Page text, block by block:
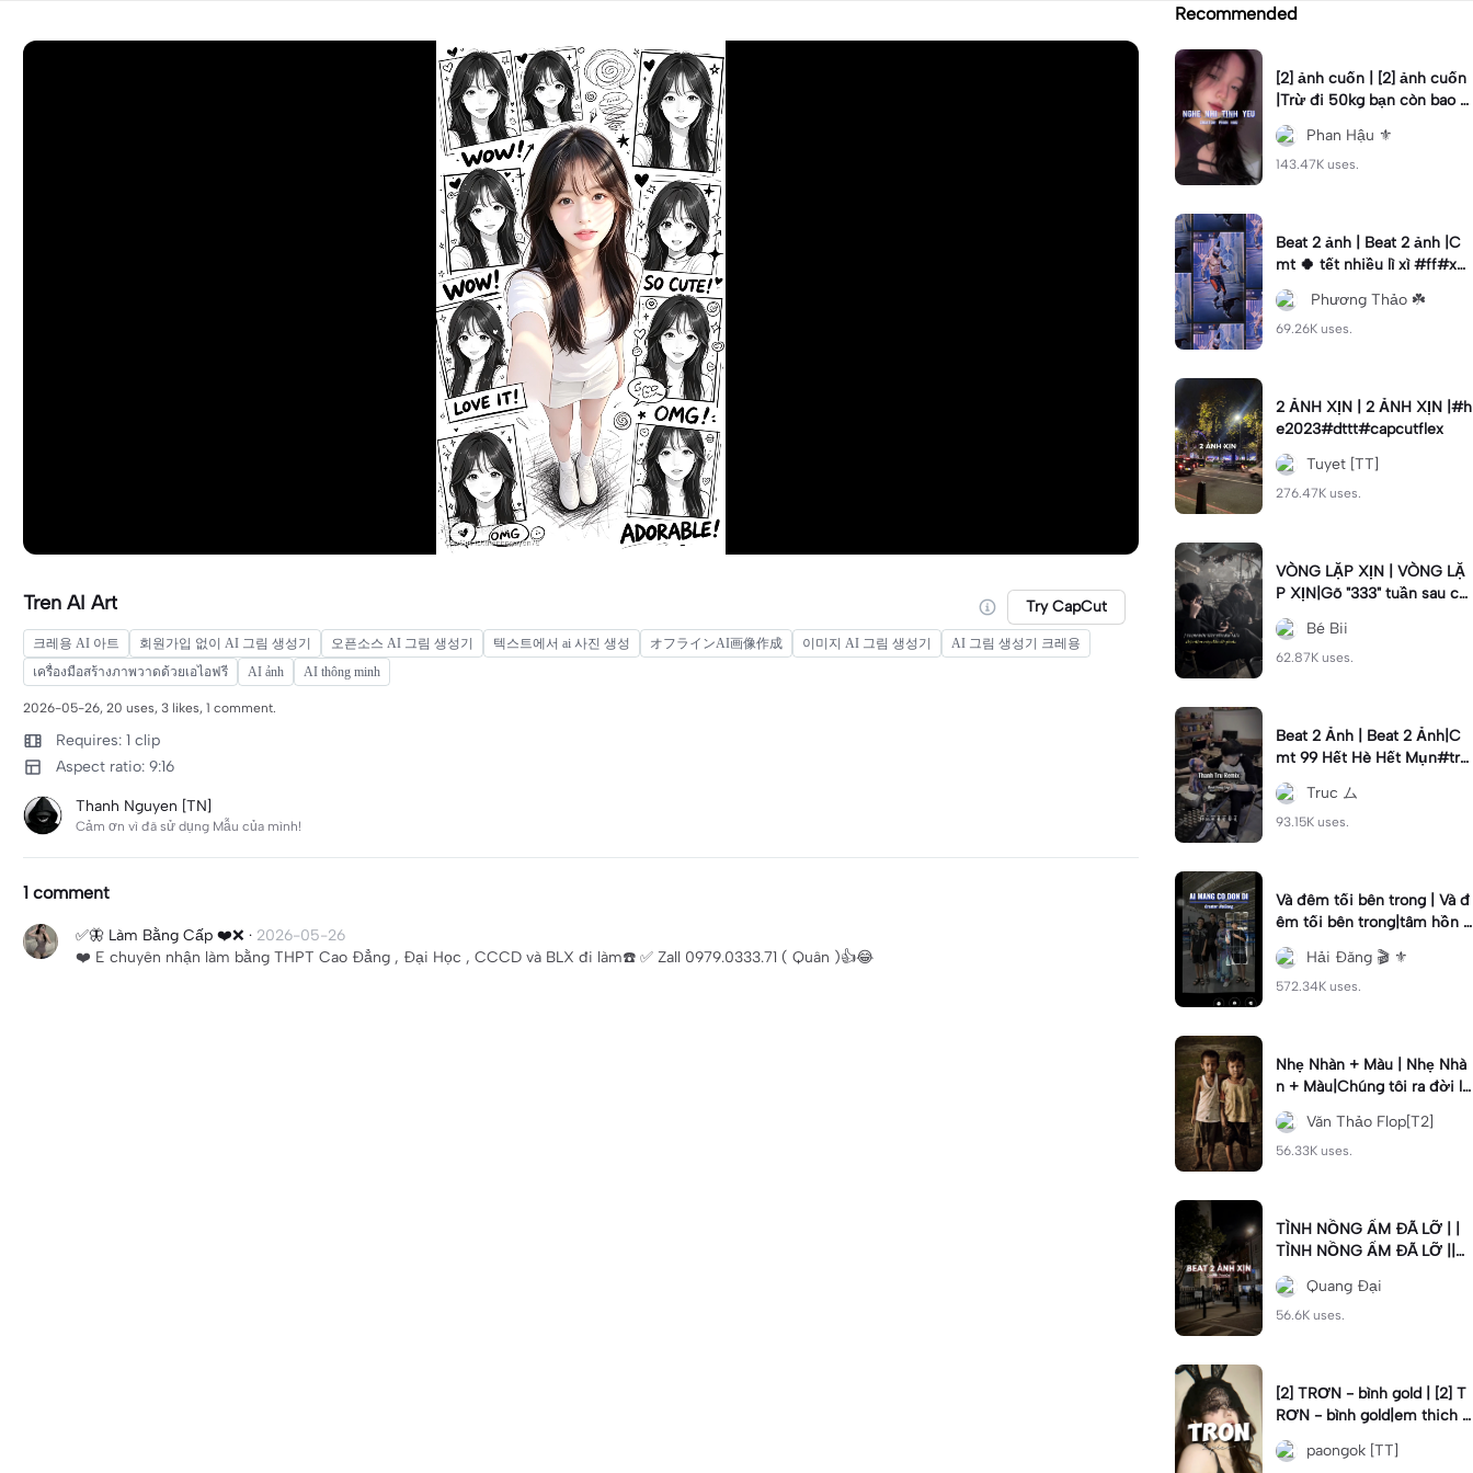
Tren AI Art Try CapCut
크레용 AI 아트 회원가입 없이 AI 그림 생성기 오픈소스 AI 그림 생성기 텍스트에서 ai 사진 생성 オフラインAI画像作成 이미지 AI 그림 생성기
AI 그림 생성기 크레용
เครื่องมือสร้างภาพวาดด้วยเอไอฟรี
AI ảnh AI thông minh
2026-05-26, 20 uses, 3 likes, 1 comment.
Requires: 1 clip
Aspect ratio: 9:16
Thanh Nguyen [TN]
Cảm ơn vì đã sử dụng Mẫu của mình!
1 comment
✅🦋 Làm Bằng Cấp ❤️❌ · 2026-05-26
❤️ E chuyên nhận làm bằng THPT Cao Đẳng , Đại Học , CCCD và BLX đi làm☎️ ✅ Zall 0979.0333.71 ( Quân )👍😂
Recommended
[2] ảnh cuốn | [2] ảnh cuốn
|Trừ đi 50kg bạn còn bao n
hiêu? #phanhau #beat #fy
p #xhPhan Hậu ⚜️
143.47K uses.
Beat 2 ảnh | Beat 2 ảnh |C
mt 🍀 tết nhiều lì xì #ff#xh
#tetmaiman#kimhoa#nvk1
8
ㅤ Phương Thảo ☘️
69.26K uses.
2 ẢNH XỊN | 2 ẢNH XỊN |#h
e2023#dttt#capcutflex
Tuyet [TT]
276.47K uses.
VÒNG LẶP XỊN | VÒNG LẶ
P XỊN|Gõ "333" tuần sau ca
o lên 2cm #2anh#vonglap
Bé Bii
62.87K uses.
Beat 2 Ảnh | Beat 2 Ảnh|C
mt 99 Hết Hè Hết Mụn#tru
c
Truc ム
93.15K uses.
Và đêm tối bên trong | Và đ
êm tối bên trong|tâm hồn t
ừng dòng suy nghĩ ta xa nha
u vì #haidang #xh
Hải Đăng 🎬 ⚜
572.34K uses.
Nhẹ Nhàn + Màu | Nhẹ Nhà
n + Màu|Chúng tôi ra đời lă
n lộn phải nói nghĩa khí#nh
enhanVăn Thảo Flop[T2]
56.33K uses.
TÌNH NỒNG ẤM ĐÃ LỠ | |
TÌNH NỒNG ẤM ĐÃ LỠ ||C
mt “999” rủi ro qua đi #xhu
ong📌 #trinhdai #vonglap
Quang Đại
56.6K uses.
[2] TRƠN - bình gold | [2] T
RƠN - bình gold|em thich c
hoi do#dttt#tron#binhgold
#2anhnhennhang#fyp
paongok [TT]